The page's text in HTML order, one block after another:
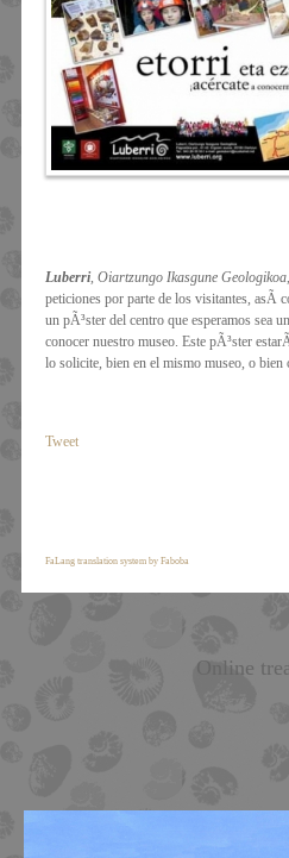
Luberri, Oiartzungo Ikasgune Geologikoa
peticiones por parte de los visitantes, asÃ­
un pÃ³ster del centro que esperamos sea
conocer nuestro museo. Este pÃ³ster
lo solicite, bien en el mismo museo, o bien
Tweet
FaLang translation system by Faboba
Online